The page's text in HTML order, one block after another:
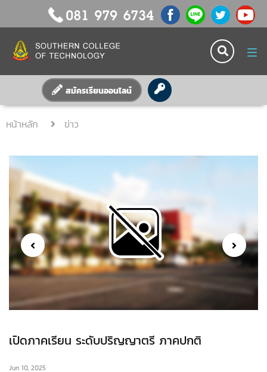
สมัครเรียนออนไลน์
หน้าหลัก ข่าว
เปิดภาคเรียน ระดับปริญญาตรี ภาคปกติ
Jun 10, 2025